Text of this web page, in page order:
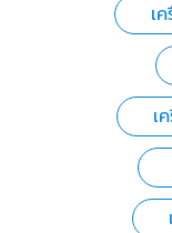
เ
เ